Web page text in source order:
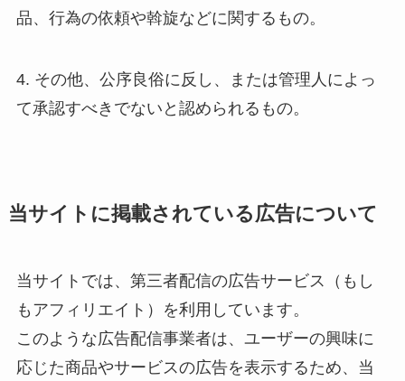
品、行為の依頼や斡旋などに関するもの。
4. その他、公序良俗に反し、または管理人によっ
て承認すべきでないと認められるもの。
当サイトに掲載されている広告について
当サイトでは、第三者配信の広告サービス（もし
もアフィリエイト）を利用しています。
このような広告配信事業者は、ユーザーの興味に
応じた商品やサービスの広告を表示するため、当